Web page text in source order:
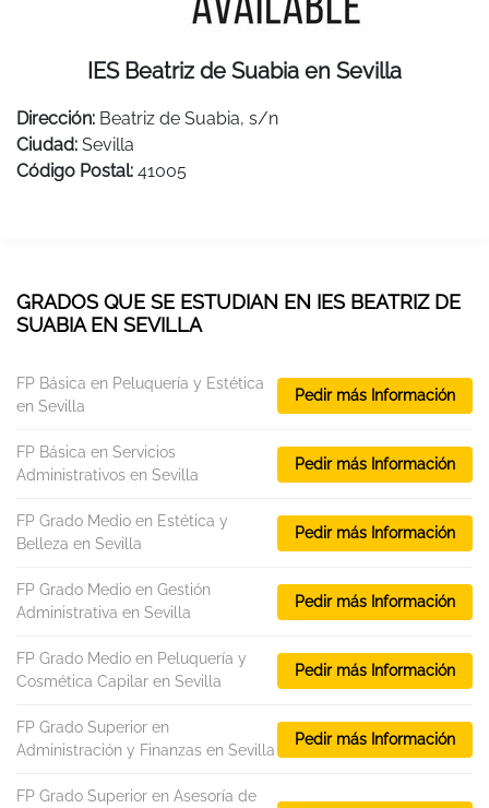
IES Beatriz de Suabia en Sevilla
Dirección: Beatriz de Suabia, s/n
Ciudad: Sevilla
Código Postal: 41005
GRADOS QUE SE ESTUDIAN EN IES BEATRIZ DE
SUABIA EN SEVILLA
FP Básica en Peluquería y Estética
en Sevilla
Pedir más Información
FP Básica en Servicios
Administrativos en Sevilla
Pedir más Información
FP Grado Medio en Estética y
Belleza en Sevilla
Pedir más Información
FP Grado Medio en Gestión
Administrativa en Sevilla
Pedir más Información
FP Grado Medio en Peluquería y
Cosmética Capilar en Sevilla
Pedir más Información
FP Grado Superior en
Administración y Finanzas en Sevilla
Pedir más Información
FP Grado Superior en Asesoría de